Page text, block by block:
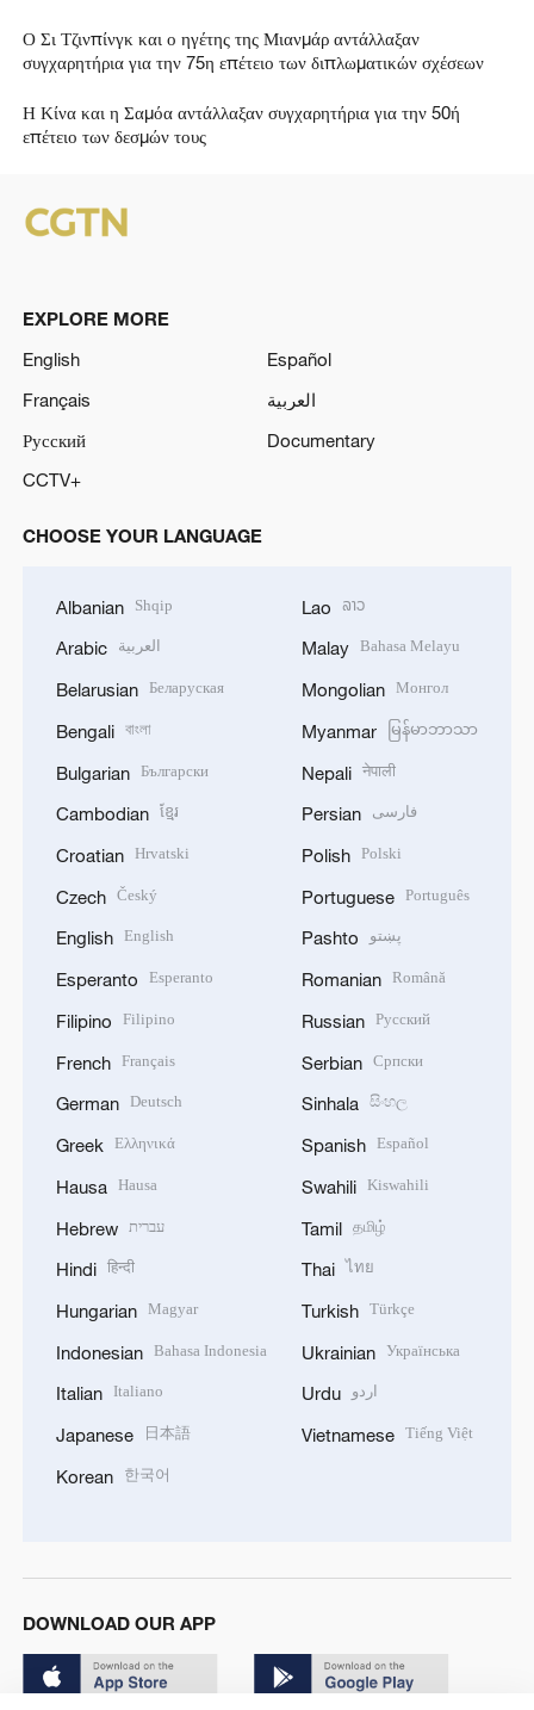
Ο Σι Τζινπίνγκ και ο ηγέτης της Μιανμάρ αντάλλαξαν
συγχαρητήρια για την 75η επέτειο των διπλωματικών σχέσεων
Η Κίνα και η Σαμόα αντάλλαξαν συγχαρητήρια για την 50ή
επέτειο των δεσμών τους
EXPLORE MORE
English
Español
Français
العربية
Русский
Documentary
CCTV+
CHOOSE YOUR LANGUAGE
Albanian Shqip
Arabic العربية
Belarusian Беларуская
Bengali বাংলা
Bulgarian Български
Cambodian ខ្មែរ
Croatian Hrvatski
Czech Český
English English
Esperanto Esperanto
Filipino Filipino
French Français
German Deutsch
Greek Ελληνικά
Hausa Hausa
Hebrew עברית
Hindi हिन्दी
Hungarian Magyar
Indonesian Bahasa Indonesia
Italian Italiano
Japanese 日本語
Korean 한국어
Lao ລາວ
Malay Bahasa Melayu
Mongolian Монгол
Myanmar မြန်မာဘာသာ
Nepali नेपाली
Persian فارسی
Polish Polski
Portuguese Português
Pashto پښتو
Romanian Română
Russian Русский
Serbian Српски
Sinhala සිංහල
Spanish Español
Swahili Kiswahili
Tamil தமிழ்
Thai ไทย
Turkish Türkçe
Ukrainian Українська
Urdu اردو
Vietnamese Tiếng Việt
DOWNLOAD OUR APP